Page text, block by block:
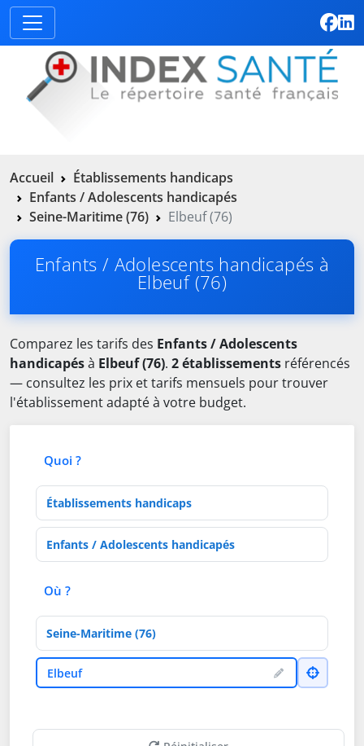
Accueil
Établissements handicaps
Enfants / Adolescents handicapés
Seine-Maritime (76)
Elbeuf (76)
Enfants / Adolescents handicapés à
Elbeuf (76)
Comparez les tarifs des Enfants / Adolescents
handicapésà Elbeuf (76). 2 établissements référencés
— consultez les prix et tarifs mensuels pour trouver
l'établissement adapté à votre budget.
Quoi ?
Type d'établissement
Activités de soins
Où ?
Département
VilleElbeuf